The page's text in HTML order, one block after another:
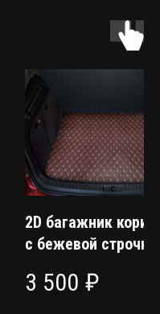
2D багажник
с бежевой
3 500 ₽